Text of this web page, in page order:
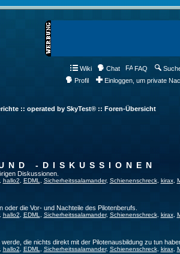
Wiki Chat FAQ
Profil
Einloggen, um private
:: operated by SkyTest® :: Foren-Übersicht
-DISKUSSIONEN
Diskussionen.
hallo2 EDML Sicherheitssalamander, Schienenschreck, kirax,
die Vor- und Nachteile des Pilotenberufs.
hallo2 EDML Sicherheitssalamander, Schienenschreck, kirax,
die nichts direkt mit der Pilotenausbildung zu tun
hallo2 EDML Sicherheitssalamander, Schienenschreck, kirax,